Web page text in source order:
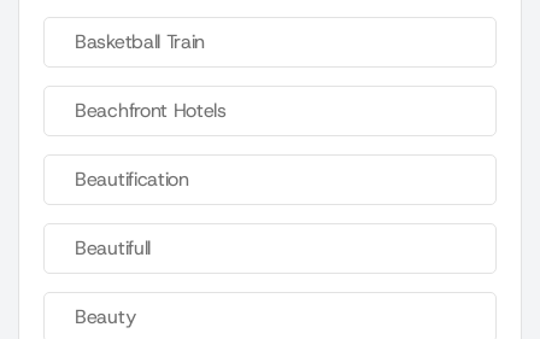
Basketball Train
Beachfront Hotels
Beautification
Beautifull
Beauty